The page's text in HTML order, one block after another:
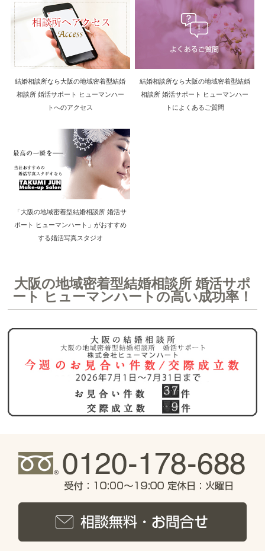
結婚相談所なら大阪の地域密着型結婚
相談所 婚活サポート ヒューマンハー
トへのアクセス
結婚相談所なら大阪の地域密着型結婚
相談所 婚活サポート ヒューマンハー
トによくあるご質問
「大阪の地域密着型結婚相談所 婚活サ
ポート ヒューマンハート」がおすすめ
する婚活写真スタジオ
大阪の地域密着型結婚相談所 婚活サポ
ート ヒューマンハートの高い成功率！